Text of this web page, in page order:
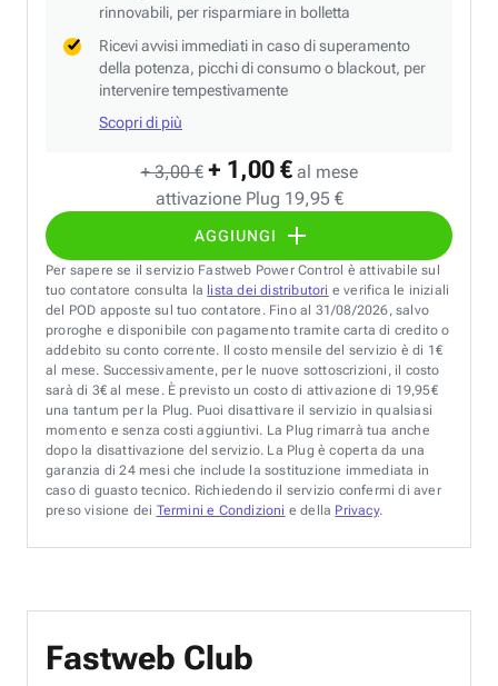
+ 3,00 € + 1,00 € al mese
attivazione Plug 19,95 €
AGGIUNGI
rinnovabili, per risparmiare in bolletta
Ricevi avvisi immediati in caso di superamento
della potenza, picchi di consumo o blackout, per
intervenire tempestivamente
Scopri di più
Per sapere se il servizio Fastweb Power Control è attivabile sul
tuo contatore consulta la lista dei distributori e verifica le iniziali
del POD apposte sul tuo contatore. Fino al 31/08/2026, salvo
proroghe e disponibile con pagamento tramite carta di credito o
addebito su conto corrente. Il costo mensile del servizio è di 1€
al mese. Successivamente, per le nuove sottoscrizioni, il costo
sarà di 3€ al mese. È previsto un costo di attivazione di 19,95€
una tantum per la Plug. Puoi disattivare il servizio in qualsiasi
momento e senza costi aggiuntivi. La Plug rimarrà tua anche
dopo la disattivazione del servizio. La Plug è coperta da una
garanzia di 24 mesi che include la sostituzione immediata in
caso di guasto tecnico. Richiedendo il servizio confermi di aver
preso visione dei Termini e Condizioni e della Privacy.
Fastweb Club